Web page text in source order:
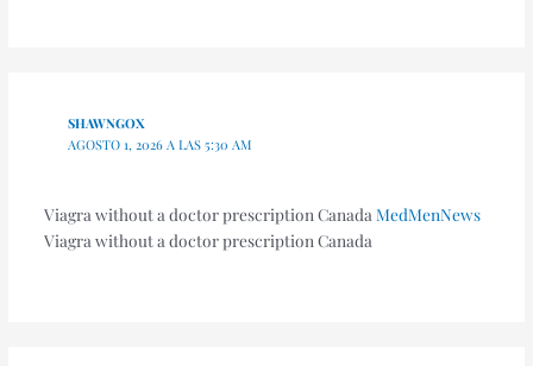
SHAWNGOX
AGOSTO 1, 2026 A LAS 5:30 AM
Viagra without a doctor prescription Canada MedMenNews
Viagra without a doctor prescription Canada